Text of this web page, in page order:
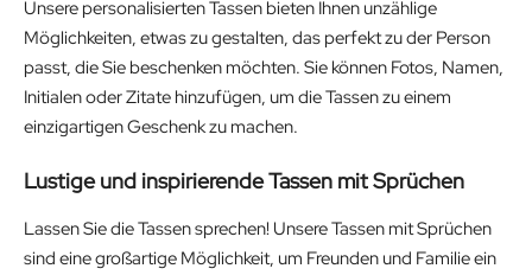
Unsere personalisierten Tassen bieten Ihnen unzählige
Möglichkeiten, etwas zu gestalten, das perfekt zu der Person
passt, die Sie beschenken möchten. Sie können Fotos, Namen,
Initialen oder Zitate hinzufügen, um die Tassen zu einem
einzigartigen Geschenk zu machen.
Lustige und inspirierende Tassen mit Sprüchen
Lassen Sie die Tassen sprechen! Unsere Tassen mit Sprüchen
sind eine großartige Möglichkeit, um Freunden und Familie ein